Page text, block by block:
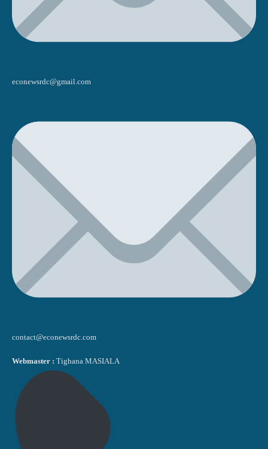
econewsrdc@gmail.com
contact@econewsrdc.com
Webmaster : Tighana MASIALA